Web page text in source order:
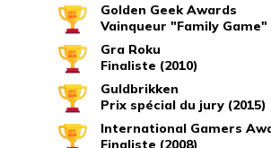
Golden Geek Awards
Vainqueur "Family Game"
Gra Roku
Finaliste (2010)
Guldbrikken
Prix spécial du jury (2015)
International Gamers
Finaliste (2008)